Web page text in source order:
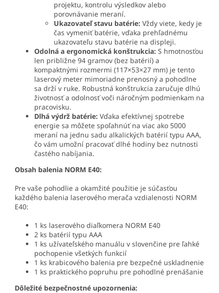
projektu, kontrolu výsledkov alebo
porovnávanie meraní.
Ukazovateľ stavu batérie: Vždy viete, kedy je
čas vymeniť batérie, vďaka prehľadnému
ukazovateľu stavu batérie na displeji.
Odolná a ergonomická konštrukcia: S hmotnosťou
len približne 94 gramov (bez batérií) a
kompaktnými rozmermi (117×53×27 mm) je tento
laserový meter mimoriadne prenosný a pohodlne
sa drží v ruke. Robustná konštrukcia zaručuje dlhú
životnosť a odolnosť voči náročným podmienkam na
pracovisku.
Dlhá výdrž batérie: Vďaka efektívnej spotrebe
energie sa môžete spoľahnúť na viac ako 5000
meraní na jednu sadu alkalických batérií typu AAA,
čo vám umožní pracovať dlhé hodiny bez nutnosti
častého nabíjania.
Obsah balenia NORM E40:
Pre vaše pohodlie a okamžité použitie je súčasťou
každého balenia laserového merača vzdialenosti NORM
E40:
1 ks laserového diaľkomera NORM E40
2 ks batérií typu AAA
1 ks užívateľského manuálu v slovenčine pre ľahké
pochopenie všetkých funkcií
1 ks krabicového balenia pre bezpečné uskladnenie
1 ks praktického popruhu pre pohodlné prenášanie
Dôležité bezpečnostné upozornenia: